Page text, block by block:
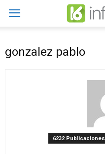
gonzalez pablo
6232 Publicaciones